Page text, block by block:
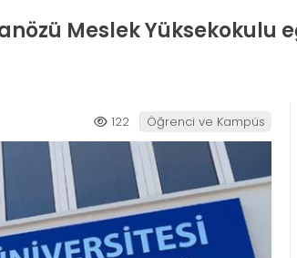
Meslek
122 Öğrenci ve Kampüs